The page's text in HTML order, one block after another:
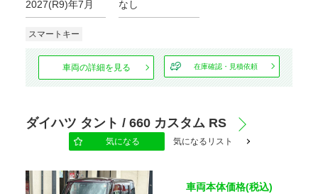
2027(R9)年7月 なし
スマートキー
車両の詳細を見る 在庫確認・見積依頼
ダイハツ タント / 660 カスタム RS
気になる 気になるリスト
車両本体価格(税込)